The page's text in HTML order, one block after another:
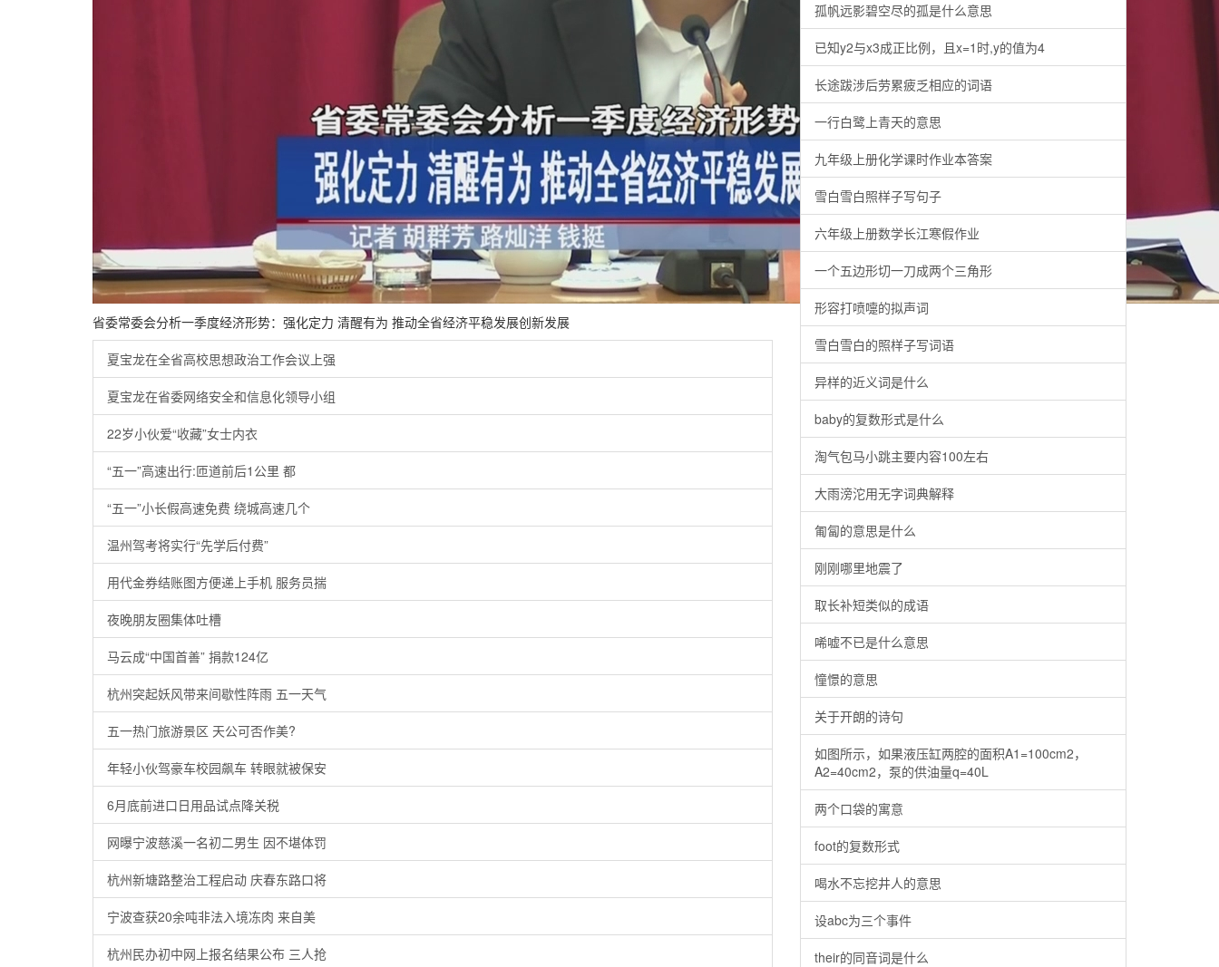
省委常委会分析一季度经济形势：强化定力 清醒有为 推动全省经济平稳发展创新发展
夏宝龙在全省高校思想政治工作会议上强
夏宝龙在省委网络安全和信息化领导小组
22岁小伙爱“收藏”女士内衣
“五一”高速出行:匝道前后1公里 都
“五一”小长假高速免费 绕城高速几个
温州驾考将实行“先学后付费”
用代金券结账图方便递上手机 服务员揣
夜晚朋友圈集体吐槽
马云成“中国首善” 捐款124亿
杭州突起妖风带来间歇性阵雨 五一天气
五一热门旅游景区 天公可否作美?
年轻小伙驾豪车校园飙车 转眼就被保安
6月底前进口日用品试点降关税
网曝宁波慈溪一名初二男生 因不堪体罚
杭州新塘路整治工程启动 庆春东路口将
宁波查获20余吨非法入境冻肉 来自美
杭州民办初中网上报名结果公布 三人抢
孤帆远影碧空尽的孤是什么意思
已知y2与x3成正比例，且x=1时,y的值为4
长途跋涉后劳累疲乏相应的词语
一行白鹭上青天的意思
九年级上册化学课时作业本答案
雪白雪白照样子写句子
六年级上册数学长江寒假作业
一个五边形切一刀成两个三角形
形容打喷嚏的拟声词
雪白雪白的照样子写词语
异样的近义词是什么
baby的复数形式是什么
淘气包马小跳主要内容100左右
大雨滂沱用无字词典解释
匍匐的意思是什么
刚刚哪里地震了
取长补短类似的成语
唏嘘不已是什么意思
憧憬的意思
关于开朗的诗句
如图所示，如果液压缸两腔的面积A1=100cm2，
A2=40cm2，泵的供油量q=40L
两个口袋的寓意
foot的复数形式
喝水不忘挖井人的意思
设abc为三个事件
their的同音词是什么